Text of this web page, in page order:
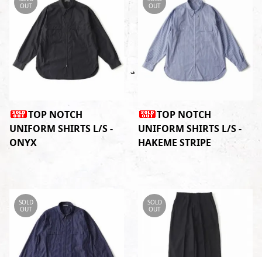
TOP NOTCH
UNIFORM SHIRTS L/S -
ONYX
OUT
TOP NOTCH
UNIFORM SHIRTS L/S -
HAKEME STRIPE
OUT
SOLD
OUT
SOLD
OUT